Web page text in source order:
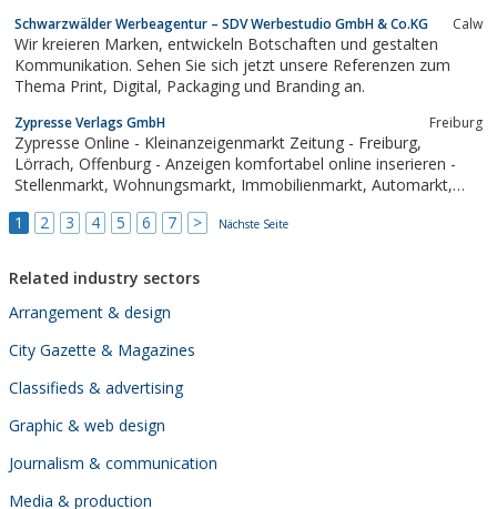
Schwarzwälder Werbeagentur – SDV Werbestudio GmbH & Co.KG Calw
Wir kreieren Marken, entwickeln Botschaften und gestalten
Kommunikation. Sehen Sie sich jetzt unsere Referenzen zum
Thema Print, Digital, Packaging und Branding an.
Zypresse Verlags GmbH Freiburg
Zypresse Online - Kleinanzeigenmarkt Zeitung - Freiburg,
Lörrach, Offenburg - Anzeigen komfortabel online inserieren -
Stellenmarkt, Wohnungsmarkt, Immobilienmarkt, Automarkt,
1 2 3 4 5 6 7 > Nächste Seite
Related industry sectors
Arrangement & design
City Gazette & Magazines
Classifieds & advertising
Graphic & web design
Journalism & communication
Media & production